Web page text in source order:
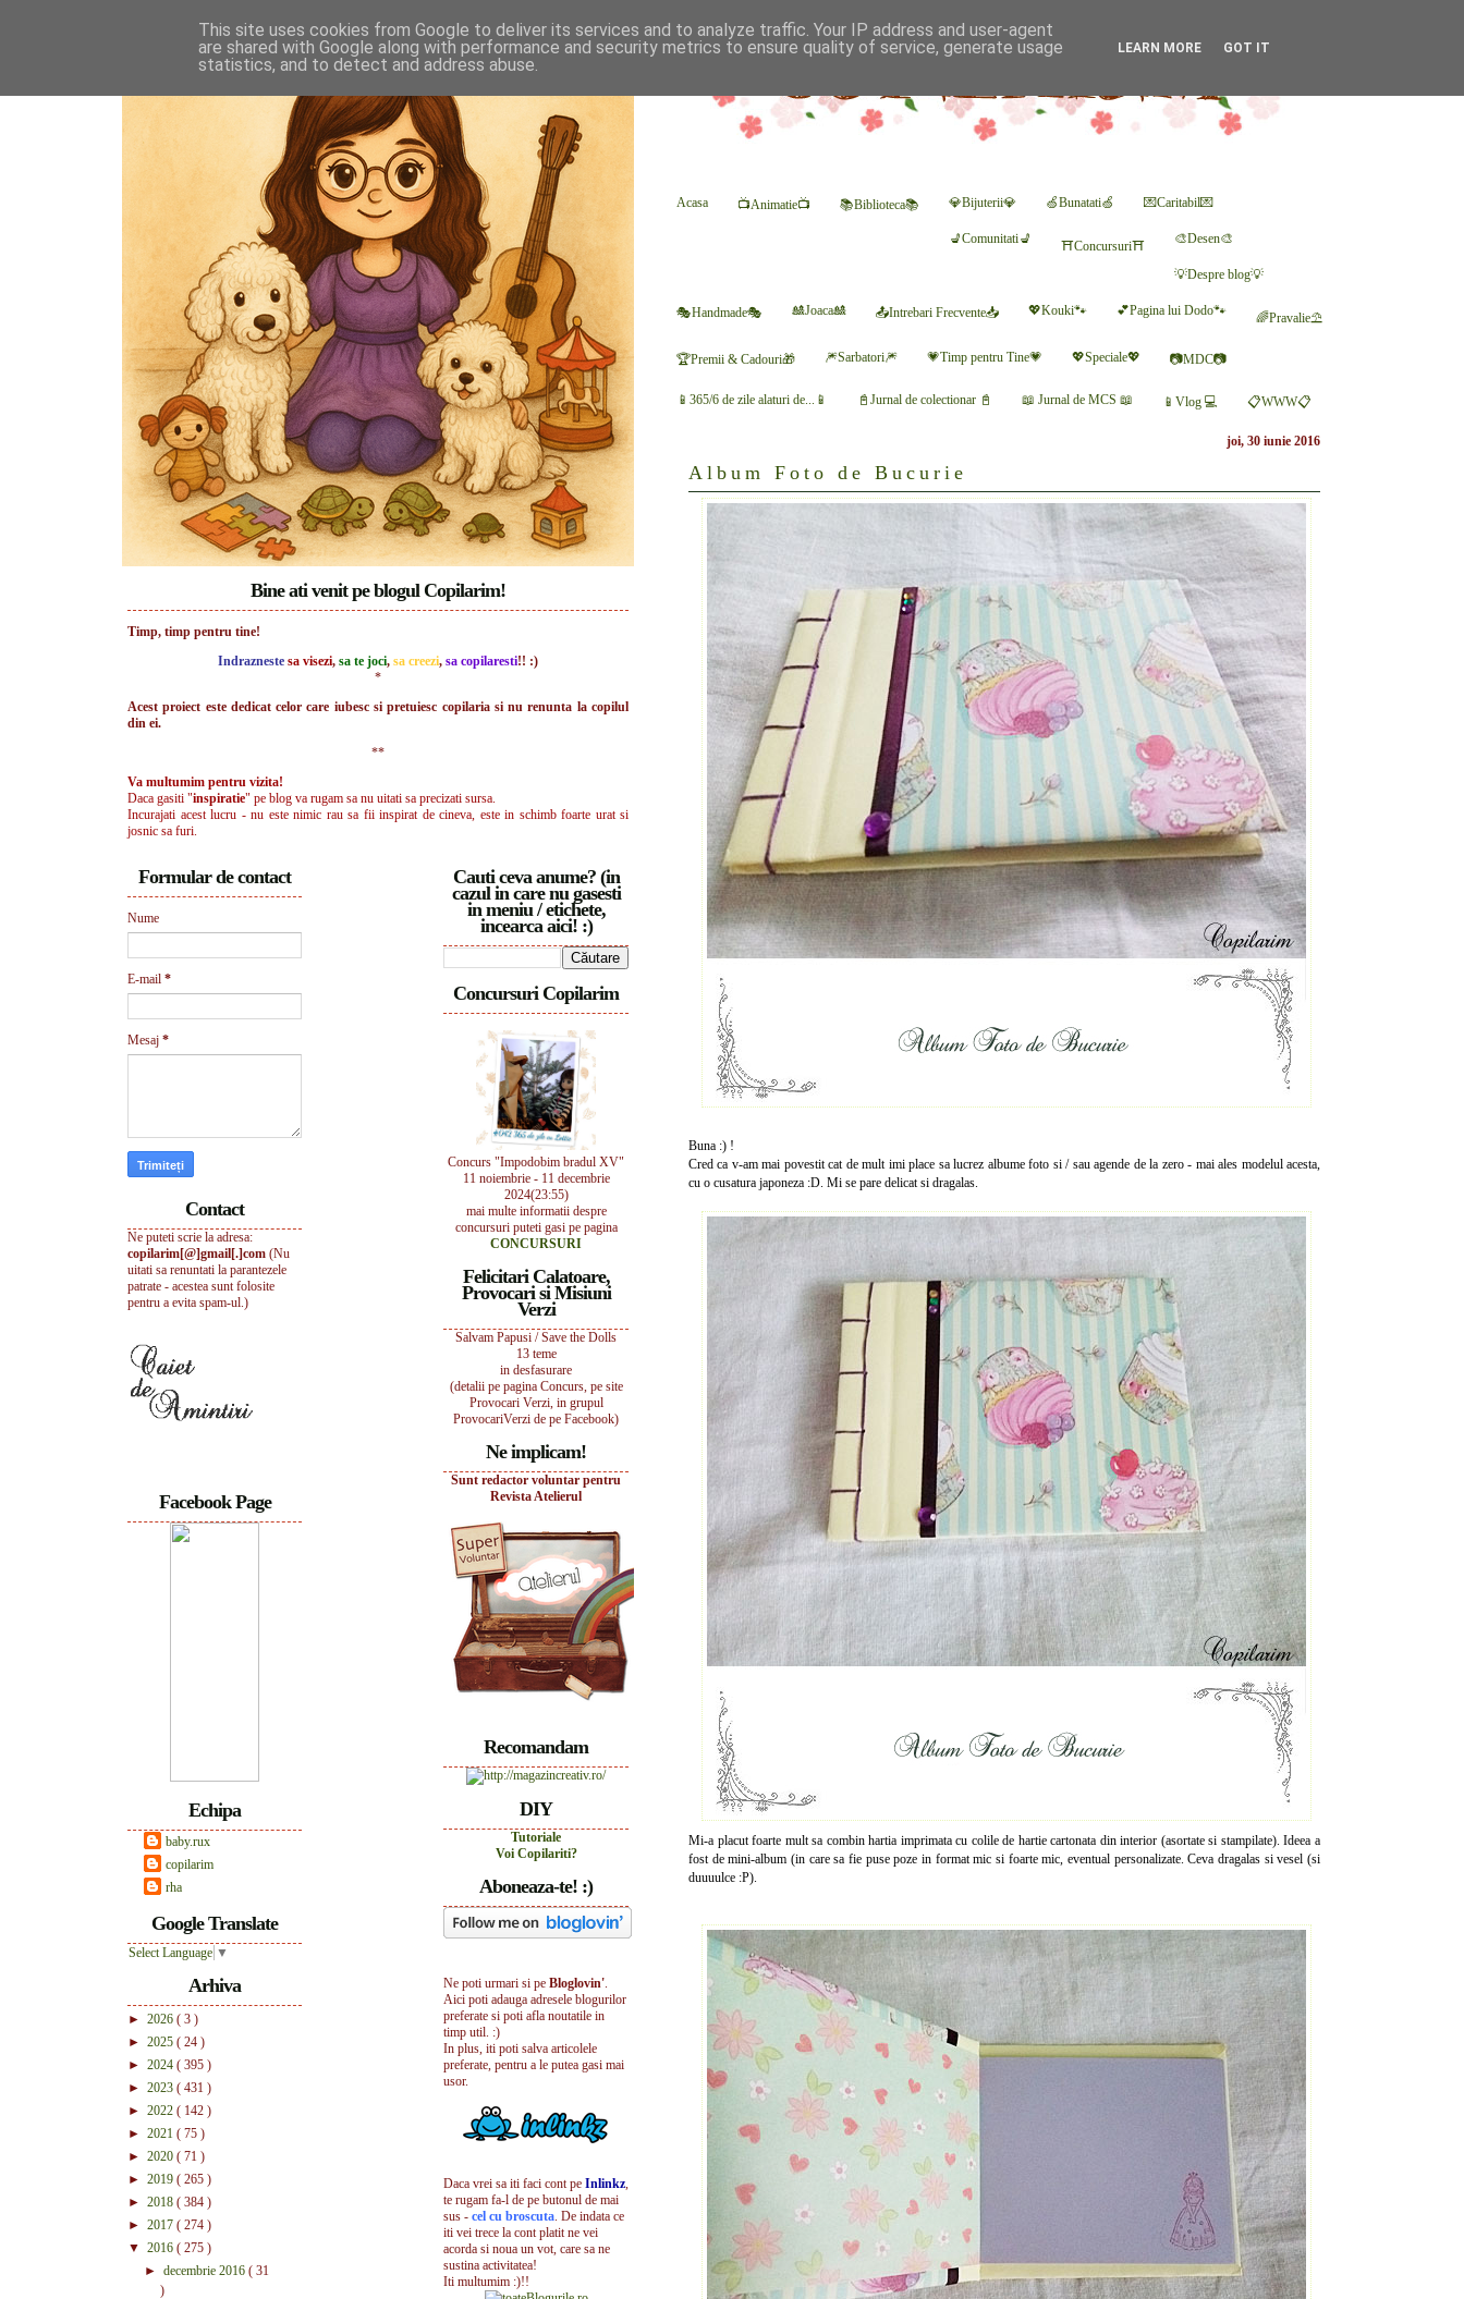
Acasa 📺Animatie📺 📚Biblioteca📚 💎Bijuterii💎 🍏Bunatati🍏 💌Caritabil💌
💺Comunitati💺 ⛩Concursuri⛩ 🎨Desen🎨
💡Despre blog💡
🎭Handmade🎭 🎎Joaca🎎 📤Intrebari Frecvente📥 💖Kouki🐾 💕Pagina lui Dodo🐾 🌈Pravalie⛱
🏆Premii & Cadouri🎁 🎆Sarbatori🎆 💗Timp pentru Tine💗 💖Speciale💖 📷MDC📷
📱365/6 de zile alaturi de...📱 📓Jurnal de colectionar 📓 📖 Jurnal de MCS 📖 📱Vlog 💻 📋WWW📋
joi, 30 iunie 2016
Album Foto de Bucurie
Buna :) !
Cred ca v-am mai povestit cat de mult imi place sa lucrez albume foto si / sau agende de la zero - mai ales modelul acesta,
cu o cusatura japoneza :D. Mi se pare delicat si dragalas.
Mi-a placut foarte mult sa combin hartia imprimata cu colile de hartie cartonata din interior (asortate si stampilate). Ideea a
fost de mini-album (in care sa fie puse poze in format mic si foarte mic, eventual personalizate. Ceva dragalas si vesel (si
duuuulce :P).
Bine ati venit pe blogul Copilarim!
Timp, timp pentru tine!
Indrazneste sa visezi, sa te joci, sa creezi, sa copilaresti!! :)
*
Acest proiect este dedicat celor care iubesc si pretuiesc copilaria si nu renunta la copilul
din ei.
**
Va multumim pentru vizita!
Daca gasiti "inspiratie" pe blog va rugam sa nu uitati sa precizati sursa.
Incurajati acest lucru - nu este nimic rau sa fii inspirat de cineva, este in schimb foarte urat si
josnic sa furi.
Cauti ceva anume? (in
cazul in care nu gasesti
in meniu / etichete,
incearca aici! :)
Concursuri Copilarim
Concurs "Impodobim bradul XV"
11 noiembrie - 11 decembrie
2024(23:55)
mai multe informatii despre
concursuri puteti gasi pe pagina
CONCURSURI
Felicitari Calatoare,
Provocari si Misiuni
Verzi
Salvam Papusi / Save the Dolls
13 teme
in desfasurare
(detalii pe pagina Concurs, pe site
Provocari Verzi, in grupul
ProvocariVerzi de pe Facebook)
Ne implicam!
Sunt redactor voluntar pentru
Revista Atelierul
Recomandam
DIY
Tutoriale
Voi Copilariti?
Aboneaza-te! :)
Ne poti urmari si pe Bloglovin'.
Aici poti adauga adresele blogurilor
preferate si poti afla noutatile in
timp util. :)
In plus, iti poti salva articolele
preferate, pentru a le putea gasi mai
usor.
Daca vrei sa iti faci cont pe Inlinkz,
te rugam fa-l de pe butonul de mai
sus - cel cu broscuta. De indata ce
iti vei trece la cont platit ne vei
acorda si noua un vot, care sa ne
sustina activitatea!
Iti multumim :)!!
Formular de contact
Nume
E-mail *
Mesaj *
Contact
Ne puteti scrie la adresa:
copilarim[@]gmail[.]com (Nu
uitati sa renuntati la parantezele
patrate - acestea sunt folosite
pentru a evita spam-ul.)
Facebook Page
Echipa
baby.rux
copilarim
rha
Google Translate
Select Language ▼
Arhiva
► 2026 ( 3 )
► 2025 ( 24 )
► 2024 ( 395 )
► 2023 ( 431 )
► 2022 ( 142 )
► 2021 ( 75 )
► 2020 ( 71 )
► 2019 ( 265 )
► 2018 ( 384 )
► 2017 ( 274 )
▼ 2016 ( 275 )
► decembrie 2016 ( 31
)
This site uses cookies from Google to deliver its services and to analyze traffic. Your IP address and user-agent
are shared with Google along with performance and security metrics to ensure quality of service, generate usage
statistics, and to detect and address abuse.
LEARN MORE GOT IT